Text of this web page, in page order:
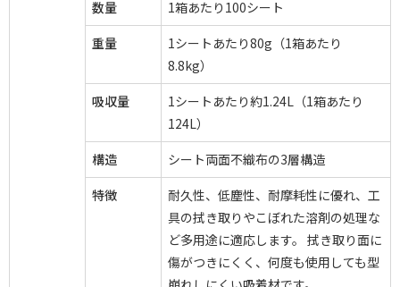
数量
1箱あたり100シート
重量
1シートあたり80g（1箱あたり
8.8kg）
吸収量
1シートあたり約1.24L（1箱あたり
124L）
構造
シート両面不織布の3層構造
特徴
耐久性、低塵性、耐摩耗性に優れ、工
具の拭き取りやこぼれた溶剤の処理な
ど多用途に適応します。 拭き取り面に
傷がつきにくく、何度も使用しても型